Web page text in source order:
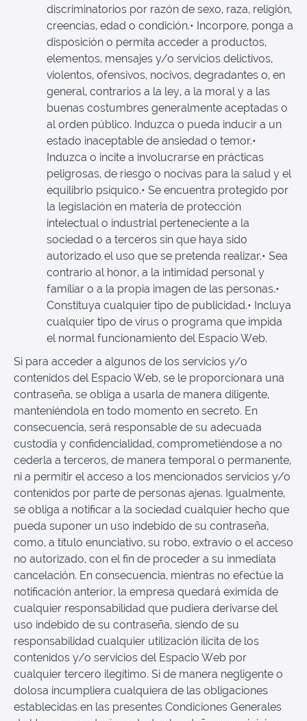
discriminatorios por razón de sexo, raza, religión,
creencias, edad o condición.• Incorpore, ponga a
disposición o permita acceder a productos,
elementos, mensajes y/o servicios delictivos,
violentos, ofensivos, nocivos, degradantes o, en
general, contrarios a la ley, a la moral y a las
buenas costumbres generalmente aceptadas o
al orden público. Induzca o pueda inducir a un
estado inaceptable de ansiedad o temor.•
Induzca o incite a involucrarse en prácticas
peligrosas, de riesgo o nocivas para la salud y el
equilibrio psíquico.• Se encuentra protegido por
la legislación en materia de protección
intelectual o industrial perteneciente a la
sociedad o a terceros sin que haya sido
autorizado el uso que se pretenda realizar.• Sea
contrario al honor, a la intimidad personal y
familiar o a la propia imagen de las personas.•
Constituya cualquier tipo de publicidad.• Incluya
cualquier tipo de virus o programa que impida
el normal funcionamiento del Espacio Web.
Si para acceder a algunos de los servicios y/o
contenidos del Espacio Web, se le proporcionara una
contraseña, se obliga a usarla de manera diligente,
manteniéndola en todo momento en secreto. En
consecuencia, será responsable de su adecuada
custodia y confidencialidad, comprometiéndose a no
cederla a terceros, de manera temporal o permanente,
ni a permitir el acceso a los mencionados servicios y/o
contenidos por parte de personas ajenas. Igualmente,
se obliga a notificar a la sociedad cualquier hecho que
pueda suponer un uso indebido de su contraseña,
como, a título enunciativo, su robo, extravío o el acceso
no autorizado, con el fin de proceder a su inmediata
cancelación. En consecuencia, mientras no efectúe la
notificación anterior, la empresa quedará eximida de
cualquier responsabilidad que pudiera derivarse del
uso indebido de su contraseña, siendo de su
responsabilidad cualquier utilización ilícita de los
contenidos y/o servicios del Espacio Web por
cualquier tercero ilegítimo. Si de manera negligente o
dolosa incumpliera cualquiera de las obligaciones
establecidas en las presentes Condiciones Generales